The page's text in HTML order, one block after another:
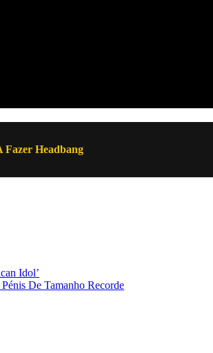
Fazer Headbang
Idol’
De Tamanho Recorde